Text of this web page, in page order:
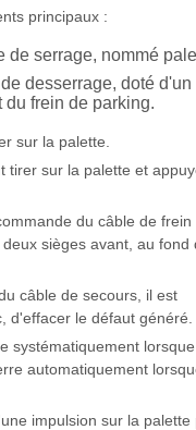
principaux :
de serrage, nommé
desserrage, doté d'un
frein de parking.
sur la palette.
tirer sur la palette et
du câble de frein
sièges avant, au fond
câble de secours, il est
d'effacer le défaut généré.
systématiquement
automatiquement
impulsion sur la palette